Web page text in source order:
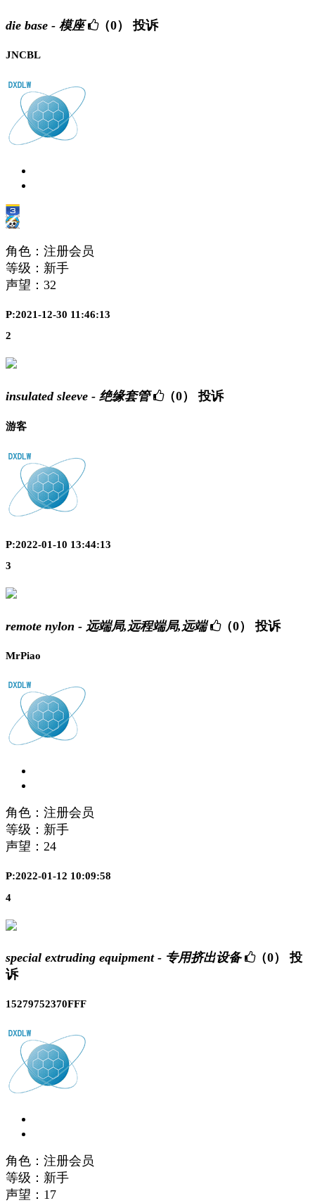
die base - 模座 （0） 投诉
JNCBL
角色：注册会员
等级：新手
声望： 32
P:2021-12-30 11:46:13
2
insulated sleeve - 绝缘套管 （0） 投诉
游客
P:2022-01-10 13:44:13
3
remote nylon - 远端局,远程端局,远端 （0） 投诉
MrPiao
角色：注册会员
等级：新手
声望： 24
P:2022-01-12 10:09:58
4
special extruding equipment - 专用挤出设备 （0）
投
诉
15279752370FFF
角色：注册会员
等级：新手
声望： 17